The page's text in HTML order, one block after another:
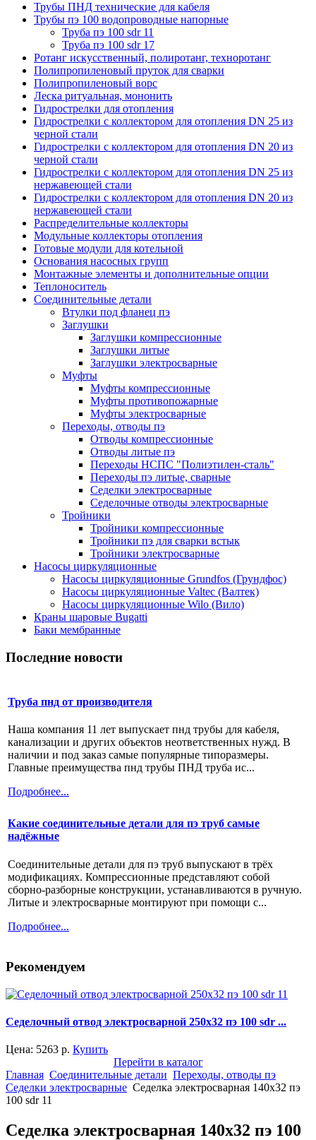
Трубы ПНД технические для кабеля
Трубы пэ 100 водопроводные напорные
Труба пэ 100 sdr 11
Труба пэ 100 sdr 17
Ротанг искусственный, полиротанг, техноротанг
Полипропиленовый пруток для сварки
Полипропиленовый ворс
Леска ритуальная, мононить
Гидрострелки для отопления
Гидрострелки с коллектором для отопления DN 25 из
черной стали
Гидрострелки с коллектором для отопления DN 20 из
черной стали
Гидрострелки с коллектором для отопления DN 25 из
нержавеющей стали
Гидрострелки с коллектором для отопления DN 20 из
нержавеющей стали
Распределительные коллекторы
Модульные коллекторы отопления
Готовые модули для котельной
Основания насосных групп
Монтажные элементы и дополнительные опции
Теплоноситель
Соединительные детали
Втулки под фланец пэ
Заглушки
Заглушки компрессионные
Заглушки литые
Заглушки электросварные
Муфты
Муфты компрессионные
Муфты противопожарные
Муфты электросварные
Переходы, отводы пэ
Отводы компрессионные
Отводы литые пэ
Переходы НСПС "Полиэтилен-сталь"
Переходы пэ литые, сварные
Седелки электросварные
Седелочные отводы электросварные
Тройники
Тройники компрессионные
Тройники пэ для сварки встык
Тройники электросварные
Насосы циркуляционные
Насосы циркуляционные Grundfos (Грундфос)
Насосы циркуляционные Valtec (Валтек)
Насосы циркуляционные Wilo (Вило)
Краны шаровые Bugatti
Баки мембранные
Последние новости
Труба пнд от производителя
Наша компания 11 лет выпускает пнд трубы для кабеля,
канализации и других объектов неответственных нужд. В
наличии и под заказ самые популярные типоразмеры.
Главные преимущества пнд трубы ПНД труба ис...
Подробнее...
Какие соединительные детали для пэ труб самые
надёжные
Соединительные детали для пэ труб выпускают в трёх
модификациях. Компрессионные представляют собой
сборно-разборные конструкции, устанавливаются в ручную.
Литые и электросварные монтируют при помощи с...
Подробнее...
Рекомендуем
Седелочный отвод электросварной 250x32 пэ 100 sdr ...
Цена: 5263 р. Купить
Перейти в каталог
Главная Соединительные детали Переходы, отводы пэ
Седелки электросварные Седелка электросварная 140x32 пэ
100 sdr 11
Седелка электросварная 140x32 пэ 100